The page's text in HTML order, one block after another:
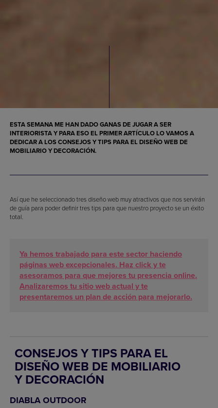
ESTA SEMANA ME HAN DADO GANAS DE JUGAR A SER
INTERIORISTA Y PARA ESO EL PRIMER ARTÍCULO LO VAMOS A
DEDICAR A LOS CONSEJOS Y TIPS PARA EL DISEÑO WEB DE
MOBILIARIO Y DECORACIÓN.
Así que he seleccionado tres diseño web muy atractivos que nos servirán
de guía para poder definir tres tips para que nuestro proyecto se un éxito
total.
Ya hemos trabajado para este sector haciendo
páginas web excepcionales. Haz click y te
asesoramos para que mejores tu presencia online.
Analizaremos tu sitio web actual y te
presentaremos un plan de acción para mejorarlo.
CONSEJOS Y TIPS PARA EL
DISEÑO WEB DE MOBILIARIO
Y DECORACIÓN
DIABLA OUTDOOR